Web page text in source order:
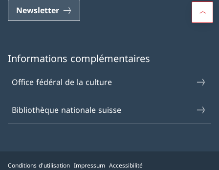
Newsletter
Informations complémentaires
Office fédéral de la culture
Bibliothèque nationale suisse
Conditions d'utilisation Impressum Accessibilité